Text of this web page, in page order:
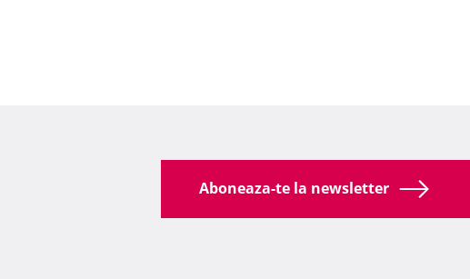
Aboneaza-te la newsletter